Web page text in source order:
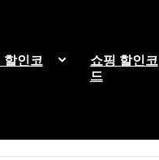
할인코
쇼핑 할인코
드